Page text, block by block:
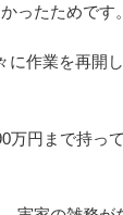
ったためです。
に作業を再開
万円まで持っ